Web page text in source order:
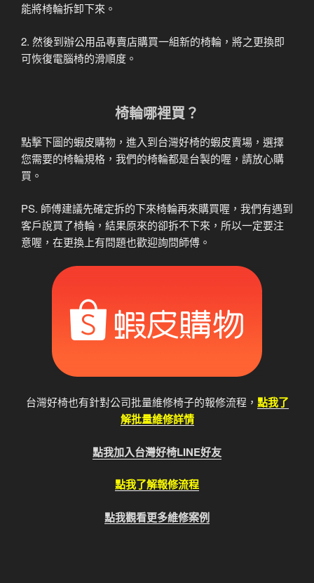
能將椅輪拆卸下來。
2. 然後到辦公用品專賣店購買一組新的椅輪，將之更換即
可恢復電腦椅的滑順度。
椅輪哪裡買？
點擊下圖的蝦皮購物，進入到台灣好椅的蝦皮賣場，選擇
您需要的椅輪規格，我們的椅輪都是台製的喔，請放心購
買。
PS. 師傅建議先確定拆的下來椅輪再來購買喔，我們有遇到
客戶說買了椅輪，結果原來的卻拆不下來，所以一定要注
意喔，在更換上有問題也歡迎詢問師傅。
台灣好椅也有針對公司批量維修椅子的報修流程， 點我了
解批量維修詳情
點我加入台灣好椅LINE好友
點我了解報修流程
點我觀看更多維修案例